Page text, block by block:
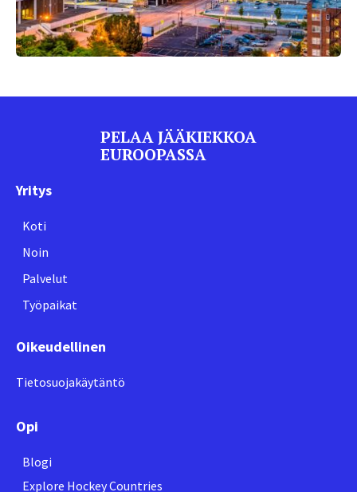
PELAA JÄÄKIEKKOA
EUROOPASSA
Yritys
Koti
Noin
Palvelut
Työpaikat
Oikeudellinen
Tietosuojakäytäntö
Opi
Blogi
Explore Hockey Countries